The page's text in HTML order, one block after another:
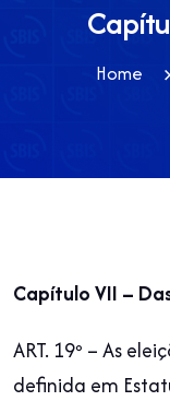
Home
Capítulo VII –
ART. 19º – As
definida em